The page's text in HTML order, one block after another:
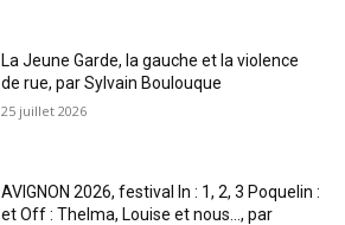
La Jeune Garde, la gauche et la violence
de rue, par Sylvain Boulouque
25 juillet 2026
AVIGNON 2026, festival In : 1, 2, 3 Poquelin :
et Off : Thelma, Louise et nous…, par